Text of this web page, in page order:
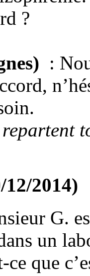
?
:
12/2014)
G.
un
que